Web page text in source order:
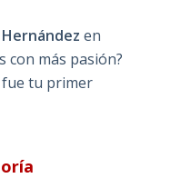
en
con más pasión?
fue tu primer